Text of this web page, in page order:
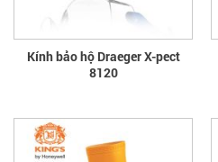
Kính bảo hộ Draeger X-pect
8120